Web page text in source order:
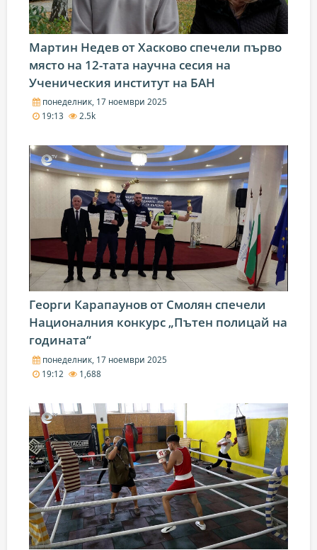
Мартин Недев от Хасково спечели първо
място на 12-тата научна сесия на
Ученическия институт на БАН
понеделник, 17 ноември 2025
19:13
2.5k
Георги Карапаунов от Смолян спечели
Националния конкурс „Пътен полицай на
годината“
понеделник, 17 ноември 2025
19:12
1,688